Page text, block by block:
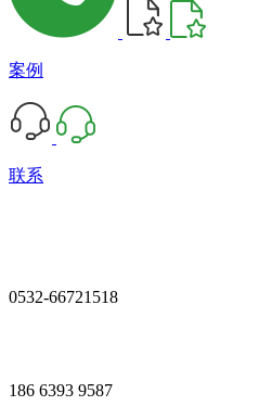
案例
联系
0532-66721518
186 6393 9587